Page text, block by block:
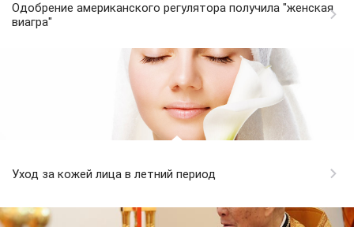
Одобрение американского регулятора получила "женская
виагра"
Уход за кожей лица в летний период